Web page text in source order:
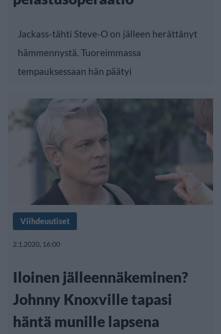
Jackass-tähti Steve-O on jälleen herättänyt
hämmennystä. Tuoreimmassa
tempauksessaan hän päätyi
Viihdeuutiset
2.1.2020, 16:00
Iloinen jälleennäkeminen?
Johnny Knoxville tapasi
häntä munille lapsena